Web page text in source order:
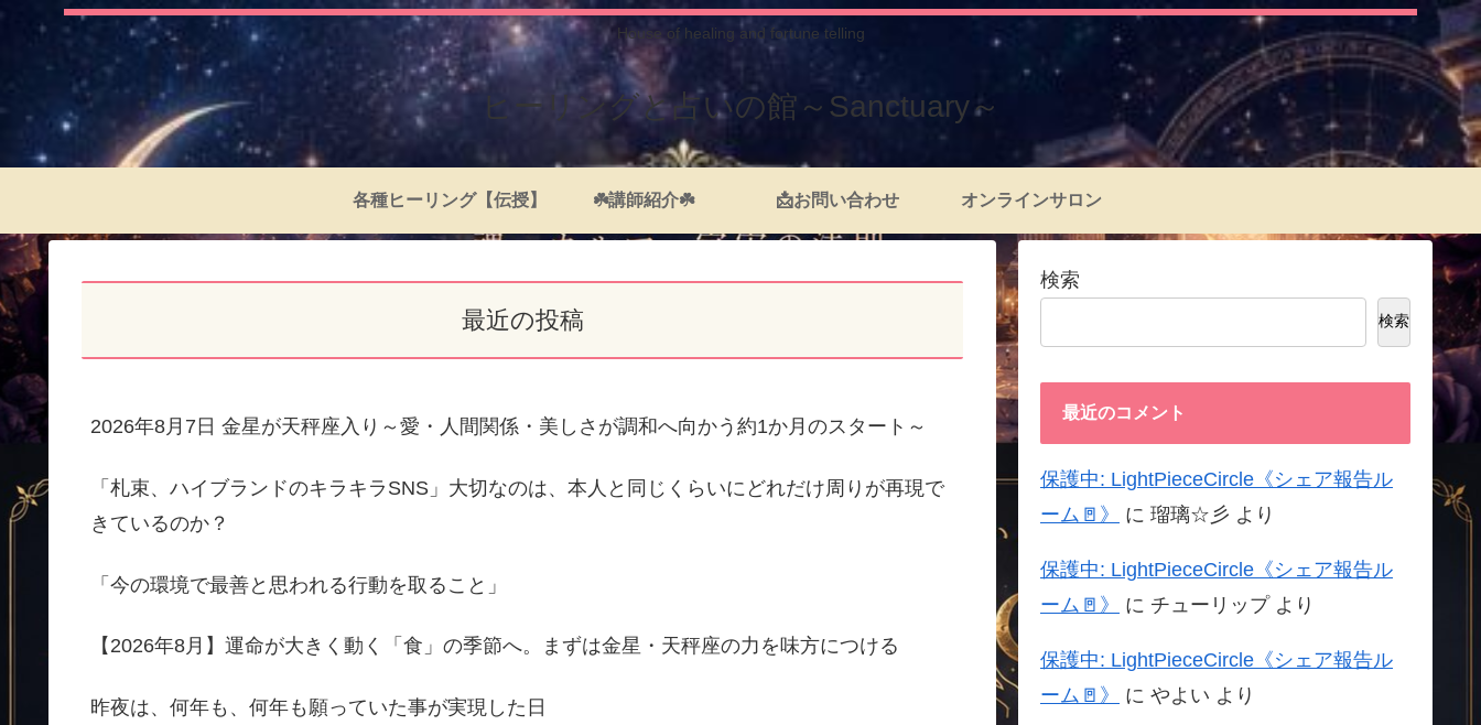
House of healing and fortune telling
ヒーリングと占いの館～Sanctuary～
各種ヒーリング【伝授】 ☘️講師紹介☘️ 📩お問い合わせ オンラインサロン
最近の投稿
2026年8月7日 金星が天秤座入り～愛・人間関係・美しさが調和へ向かう約1か月のスタート～
「札束、ハイブランドのキラキラSNS」大切なのは、本人と同じくらいにどれだけ周りが再現で
きているのか？
「今の環境で最善と思われる行動を取ること」
【2026年8月】運命が大きく動く「食」の季節へ。まずは金星・天秤座の力を味方につける
昨夜は、何年も、何年も願っていた事が実現した日
検索
検索
最近のコメント
保護中: LightPieceCircle《シェア報告ル
ーム🚪》
に 瑠璃☆彡 より
保護中: LightPieceCircle《シェア報告ル
ーム🚪》
に チューリップより
保護中: LightPieceCircle《シェア報告ル
ーム🚪》
に やよい より